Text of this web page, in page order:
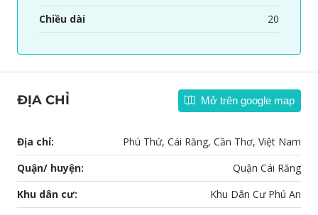
Chiều dài
20
ĐỊA CHỈ Mở trên google map
Địa chỉ:
Phú Thứ, Cái Răng, Cần Thơ, Việt Nam
Quận/ huyện:
Quận Cái Răng
Khu dân cư:
Khu Dân Cư Phú An